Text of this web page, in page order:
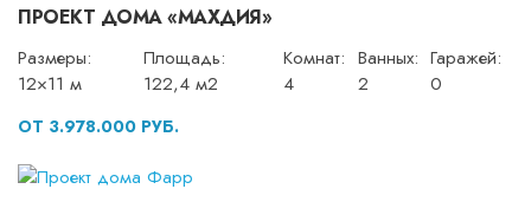
ПРОЕКТ ДОМА «МАХДИЯ»
Размеры:
12×11 м
Площадь:
122,4 м2
Комнат:
4
Ванных:
2
Гаражей:
0
ОТ 3.978.000 РУБ.